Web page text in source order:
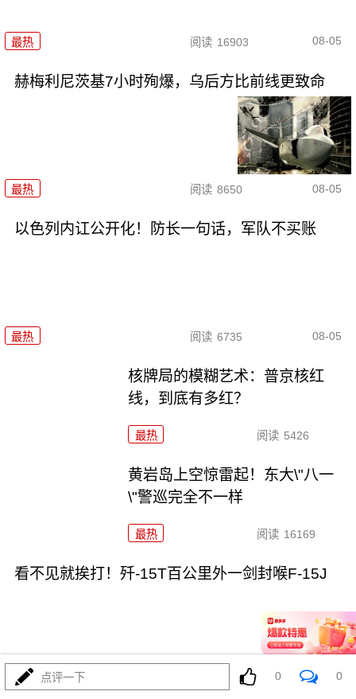
最热 阅读 16903 08-05
赫梅利尼茨基7小时殉爆，乌后方比前线更致命
最热 阅读 8650 08-05
以色列内讧公开化！防长一句话，军队不买账
最热 阅读 6735 08-05
核牌局的模糊艺术：普京核红
线，到底有多红？
最热 阅读 5426
黄岩岛上空惊雷起！东大\"八一
\"警巡完全不一样
最热 阅读 16169
看不见就挨打！歼-15T百公里外一剑封喉F-15J
最热 13748 08-05
点评一下 0 0